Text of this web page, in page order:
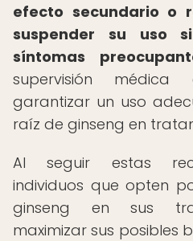
efecto secundario o
suspender su uso
síntomas
supervisión
garantizar un uso
raíz de ginseng en
Al seguir estas
individuos que opten
ginseng en sus
maximizar sus posibles